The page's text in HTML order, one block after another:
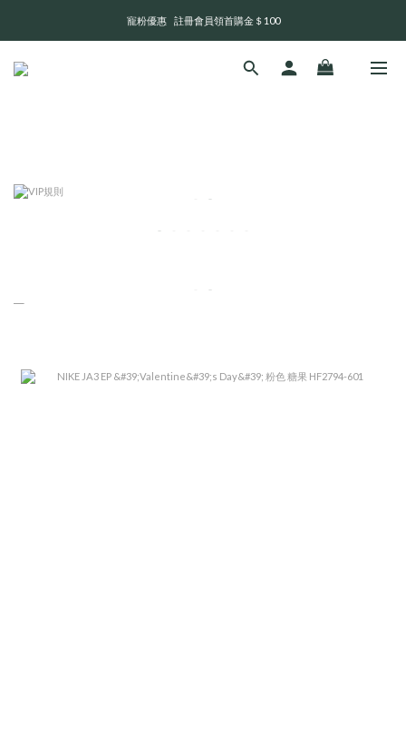
全 館 消 費 滿 三 千 免 運 費 🤘🏻
寵粉優惠    註冊會員領首購金＄100
💬 官網訊息回覆及出貨時間       週一至週日 13:00 - 21:00